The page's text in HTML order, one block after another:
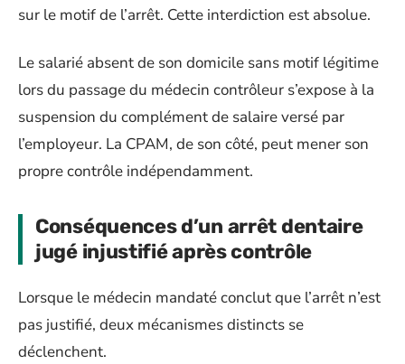
sur le motif de l’arrêt. Cette interdiction est absolue.
Le salarié absent de son domicile sans motif légitime
lors du passage du médecin contrôleur s’expose à la
suspension du complément de salaire versé par
l’employeur. La CPAM, de son côté, peut mener son
propre contrôle indépendamment.
Conséquences d’un arrêt dentaire
jugé injustifié après contrôle
Lorsque le médecin mandaté conclut que l’arrêt n’est
pas justifié, deux mécanismes distincts se
déclenchent.